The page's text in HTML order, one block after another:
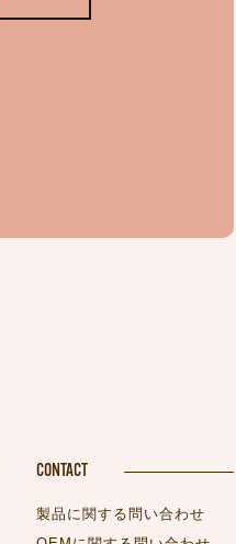
CONTACT
製品に関する問い合わせ